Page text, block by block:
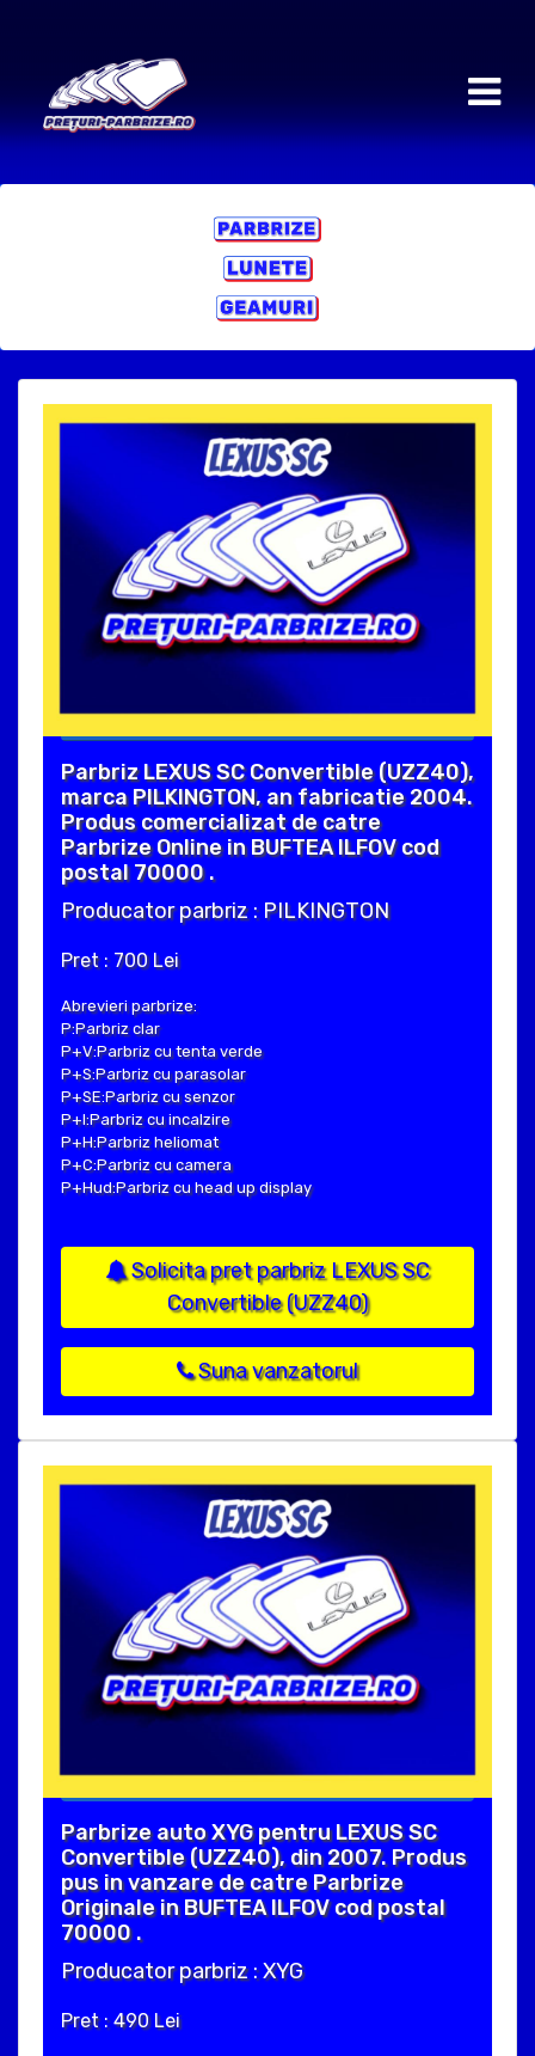
Parbriz LEXUS SC Convertible (UZZ40),
marca PILKINGTON, an fabricatie 2004.
Produs comercializat de catre
Parbrize Online in BUFTEA ILFOV cod
postal 70000 .
Producator parbriz : PILKINGTON
Pret : 700 Lei
Abrevieri parbrize:
P:Parbriz clar
P+V:Parbriz cu tenta verde
P+S:Parbriz cu parasolar
P+SE:Parbriz cu senzor
P+I:Parbriz cu incalzire
P+H:Parbriz heliomat
P+C:Parbriz cu camera
P+Hud:Parbriz cu head up display
Solicita pret parbriz LEXUS SC
Convertible (UZZ40)
Suna vanzatorul
Parbrize auto XYG pentru LEXUS SC
Convertible (UZZ40), din 2007. Produs
pus in vanzare de catre Parbrize
Originale in BUFTEA ILFOV cod postal
70000 .
Producator parbriz : XYG
Pret : 490 Lei